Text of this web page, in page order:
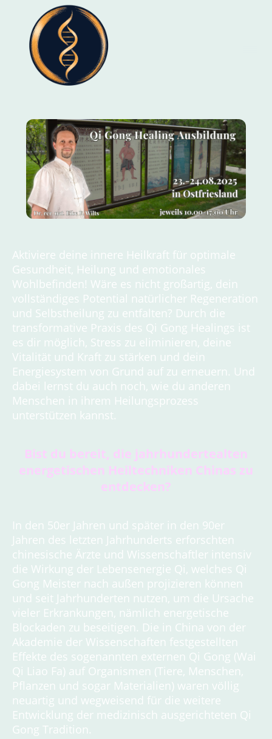
Aktiviere deine innere Heilkraft für optimale
Gesundheit, Heilung und emotionales
Wohlbefinden! Wäre es nicht großartig, dein
vollständiges Potential natürlicher Regeneration
und Selbstheilung zu entfalten? Durch die
transformative Praxis des Qi Gong Healings ist
es dir möglich, Stress zu eliminieren, deine
Vitalität und Kraft zu stärken und dein
Energiesystem von Grund auf zu erneuern. Und
dabei lernst du auch noch, wie du anderen
Menschen in ihrem Heilungsprozess
unterstützen kannst.
Bist du bereit, die jahrhundertealten
energetischen Heiltechniken Chinas zu
entdecken?
In den 50er Jahren und später in den 90er
Jahren des letzten Jahrhunderts erforschten
chinesische Ärzte und Wissenschaftler intensiv
die Wirkung der Lebensenergie Qi, welches Qi
Gong Meister nach außen projizieren können
und seit Jahrhunderten nutzen, um die Ursache
vieler Erkrankungen, nämlich energetische
Blockaden zu beseitigen. Die in China von der
Akademie der Wissenschaften festgestellten
Effekte des sogenannten externen Qi Gong (Wai
Qi Liao Fa) auf Organismen (Tiere, Menschen,
Pflanzen und sogar Materialien) waren völlig
neuartig und wegweisend für die weitere
Entwicklung der medizinisch ausgerichteten Qi
Gong Tradition.